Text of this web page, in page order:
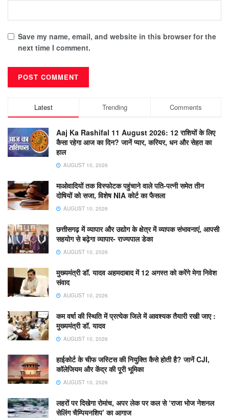
Save my name, email, and website in this browser for the
next time I comment.
Latest Trending Comments
Aaj Ka Rashifal 11 August 2026: 12 राशियों के लिए
कैसा रहेगा आज का दिन? जानें प्यार, करियर, धन और सेहत का
हाल
AUGUST 10, 2026
माओवादियों तक विस्फोटक पहुंचाने वाले पति-पत्नी समेत तीन
दोषियों को सजा, विशेष NIA कोर्ट का फैसला
AUGUST 10, 2026
छत्तीसगढ़ में व्यापार और उद्योग के क्षेत्र में व्यापक संभावनाएं, आपसी
सहयोग से बढ़ेगा व्यापार- राज्यपाल डेका
AUGUST 10, 2026
मुख्यमंत्री डॉ. यादव अहमदाबाद में 12 अगस्त को करेंगे मेगा निवेश
संवाद
AUGUST 10, 2026
कम वर्षा की स्थिति में प्रत्येक जिले में आवश्यक तैयारी रखी जाए :
मुख्यमंत्री डॉ. यादव
AUGUST 10, 2026
हाईकोर्ट के चीफ जस्टिस की नियुक्ति कैसे होती है? जानें CJI,
कॉलेजियम और केंद्र की पूरी भूमिका
AUGUST 10, 2026
लहरों पर दिखेगा रोमांच, अपर लेक पर कल से ‘राजा भोज नेशनल
सेलिंग चैम्पियनशिप’ का आगाज